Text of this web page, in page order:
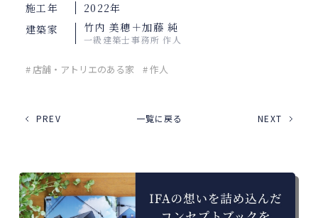
施工年
2022年
建築家
竹内 美穂＋加藤 純
一級建築士事務所 作人
# 店舗・アトリエのある家 # 作人
PREV 一覧に戻る NEXT